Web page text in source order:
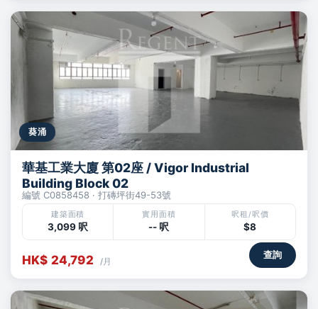
葵涌
華基工業大廈 第02座 / Vigor Industrial
Building Block 02
編號 C0858458 · 打磚坪街49-53號
建築面積
3,099 呎
實用面積
-- 呎
呎租/呎價
$8
HK$ 24,792 /月
查詢